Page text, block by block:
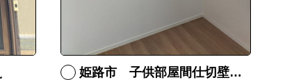
姫路市 子供部屋間仕切壁造作